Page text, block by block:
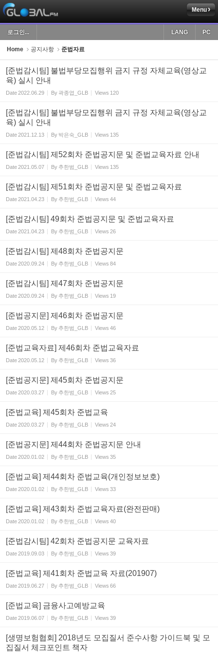
Menu
로그인... PC
LANG
Home 공지사항 준법자료
[준법감시팀] 불법부당모집행위 금지 규정 자체교육(영상교
육) 실시 안내
Date2022.06.29 By 곽종엽_GLB Views 120
[준법감시팀] 불법부당모집행위 금지 규정 자체교육(영상교
육) 실시 안내
Date2021.12.13 By 박은숙_GLB Views 135
[준법감시팀] 제52회차 준법공지문 및 준법교육자료 안내
Date2021.05.07 By 추한범_GLB Views 135
[준법감시팀] 제51회차 준법공지문 및 준법교육자료
Date2021.04.23 By 추한범_GLB Views 44
[준법감시팀] 49회차 준법공지문 및 준법교육자료
Date2021.04.23 By 추한범_GLB Views 26
[준법감시팀] 제48회차 준법공지문
Date2020.09.24 By 추한범_GLB Views 84
[준법감시팀] 제47회차 준법공지문
Date2020.09.24 By 추한범_GLB Views 19
[준법공지문] 제46회차 준법공지문
Date2020.05.12 By 추한범_GLB Views 46
[준법교육자료] 제46회차 준법교육자료
Date2020.05.12 By 추한범_GLB Views 36
[준법공지문] 제45회차 준법공지문
Date2020.03.27 By 추한범_GLB Views 25
[준법교육] 제45회차 준법교육
Date2020.03.27 By 추한범_GLB Views 24
[준법공지문] 제44회차 준법공지문 안내
Date2020.01.02 By 추한범_GLB Views 35
[준법교육] 제44회차 준법교육(개인정보보호)
Date2020.01.02 By 추한범_GLB Views 33
[준법교육] 제43회차 준법교육자료(완전판매)
Date2020.01.02 By 추한범_GLB Views 40
[준법감시팀] 42회차 준법공지문 교육자료
Date2019.09.03 By 추한범_GLB Views 39
[준법교육] 제41회차 준법교육 자료(201907)
Date2019.06.27 By 추한범_GLB Views 66
[준법교육] 금융사고예방교육
Date2019.06.07 By 추한범_GLB Views 39
[생명보험협회] 2018년도 모집질서 준수사항 가이드북 및 모
집질서 체크포인트 책자
Sketchbook5, 스케치북5
Sketchbook5, 스케치북5